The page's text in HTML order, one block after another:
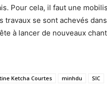
Pour cela, il faut une
se sont achevés
à lancer de nouveaux
Ketcha Courtes minhdu SIC